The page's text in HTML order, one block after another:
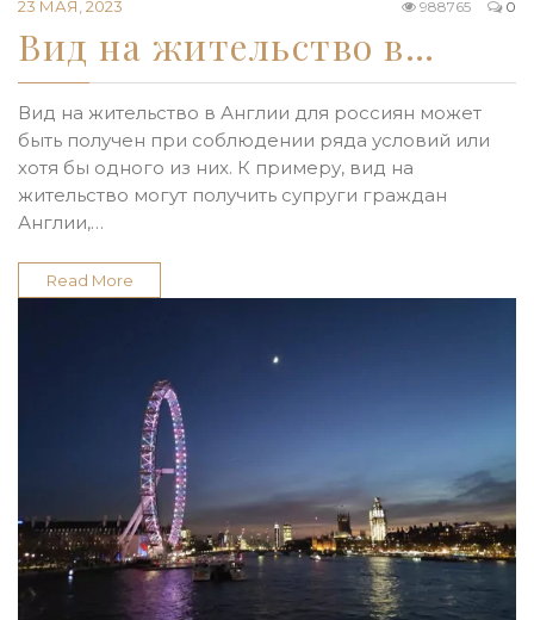
23 МАЯ, 2023 0
988765
Вид на жительство в…
Вид на жительство в Англии для россиян может
быть получен при соблюдении ряда условий или
хотя бы одного из них. К примеру, вид на
жительство могут получить супруги граждан
Англии,…
Read More